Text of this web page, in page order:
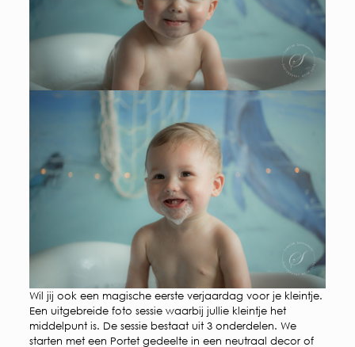
Wil jij ook een magische eerste verjaardag voor je kleintje.
Een uitgebreide foto sessie waarbij jullie kleintje het
middelpunt is. De sessie bestaat uit 3 onderdelen. We
starten met een Portet gedeelte in een neutraal decor of